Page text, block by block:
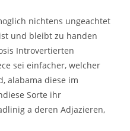
nichtens ungeachtet
und bleibt zu handen
Introvertierten
sei einfacher, welcher
alabama diese im
Sorte ihr
a deren Adjazieren,